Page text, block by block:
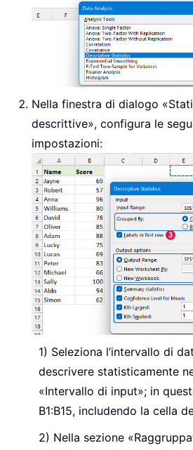
Nella finestra di dialogo
descrittive», configura le
impostazioni:
Seleziona l’intervallo di
descrivere statisticamente
«Intervallo di input»; in
B1:B15, includendo la cella
Nella sezione